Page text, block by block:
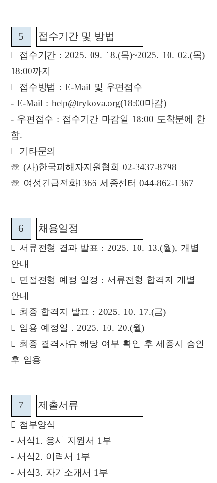
5 접수기간 및 방법
 접수기간 : 2025. 09. 18.(목)~2025. 10. 02.(목)
18:00까지
 접수방법 : E-Mail 및 우편접수
- E-Mail : help@trykova.org(18:00마감)
- 우편접수 : 접수기간 마감일 18:00 도착분에 한
함.
 기타문의
☏(사)한국피해자지원협회02-3437-8798
☏ 여성긴급전화1366세종센터044-862-1367
6 채용일정
 서류전형 결과 발표 : 2025. 10. 13.(월), 개별
안내
 면접전형 예정 일정 : 서류전형 합격자 개별
안내
 최종 합격자 발표 : 2025. 10. 17.(금)
 임용 예정일 : 2025. 10. 20.(월)
 최종 결격사유 해당 여부 확인 후 세종시 승인
후 임용
7 제출서류
 첨부양식
- 서식1. 응시 지원서 1 부
- 서식2. 이력서 1 부
- 서식3. 자기소개서 1 부